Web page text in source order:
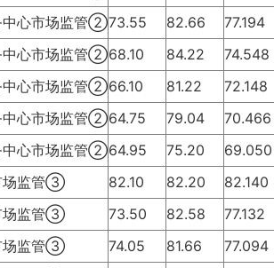
中心市场监管②73.55 82.66 77.194
中心市场监管②68.10 84.22 74.548
中心市场监管②66.10 81.22 72.148
中心市场监管②64.75 79.04 70.466
中心市场监管②64.95 75.20 69.050
场监管③ 82.10 82.20 82.140
场监管③ 73.50 82.58 77.132
场监管③ 74.05 81.66 77.094